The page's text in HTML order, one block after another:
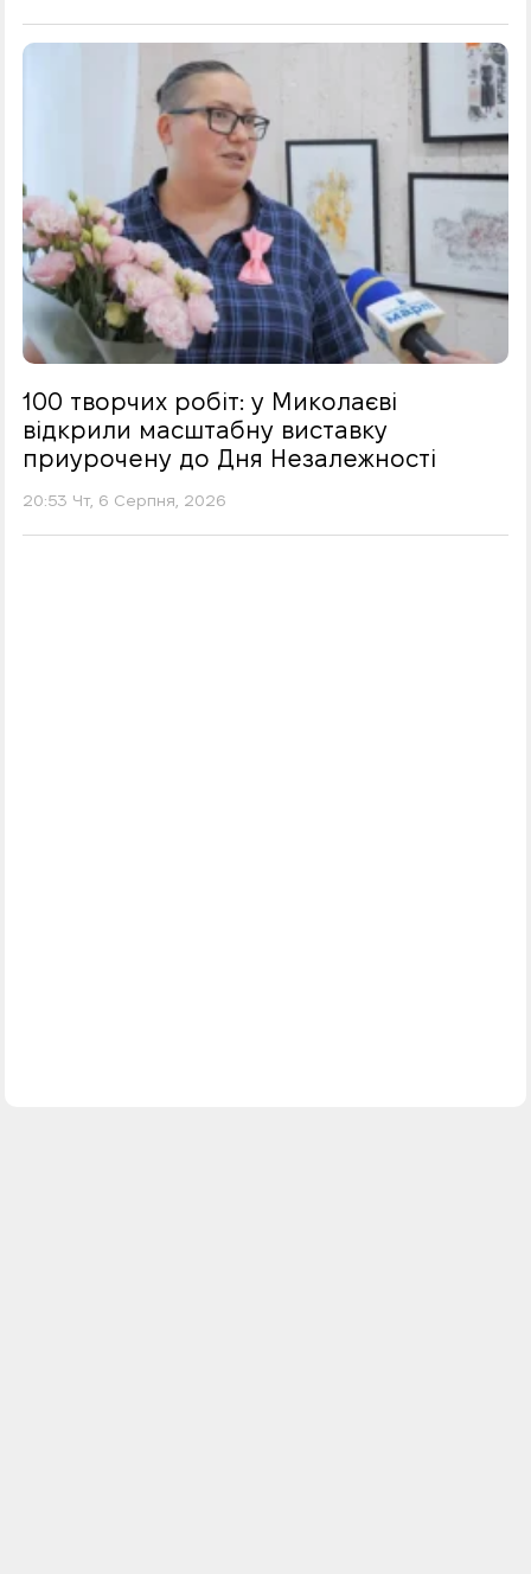
100 творчих робіт: у Миколаєві
відкрили масштабну виставку
приурочену до Дня Незалежності
20:53 Чт, 6 Серпня, 2026